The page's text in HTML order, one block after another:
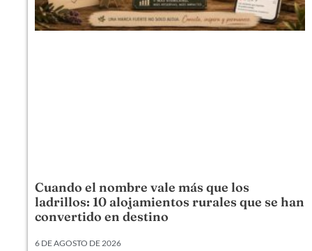
Cuando el nombre vale más que los
ladrillos: 10 alojamientos rurales que se han
convertido en destino
6 DE AGOSTO DE 2026